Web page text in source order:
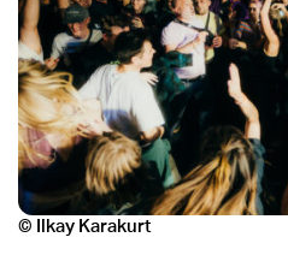
© Ilkay Karakurt